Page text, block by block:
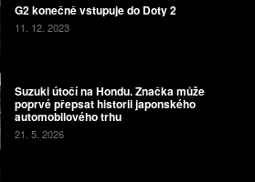
G2 konečně vstupuje do Doty 2
11. 12. 2023
Suzuki útočí na Hondu. Značka může
poprvé přepsat historii japonského
automobilového trhu
21. 5. 2026